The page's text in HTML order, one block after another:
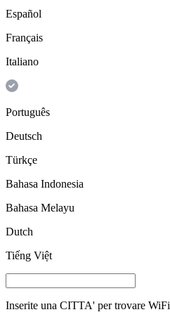
Español
Français
Italiano
Português
Deutsch
Türkçe
Bahasa Indonesia
Bahasa Melayu
Dutch
Tiếng Việt
Inserite una CITTA' per trovare WiFi